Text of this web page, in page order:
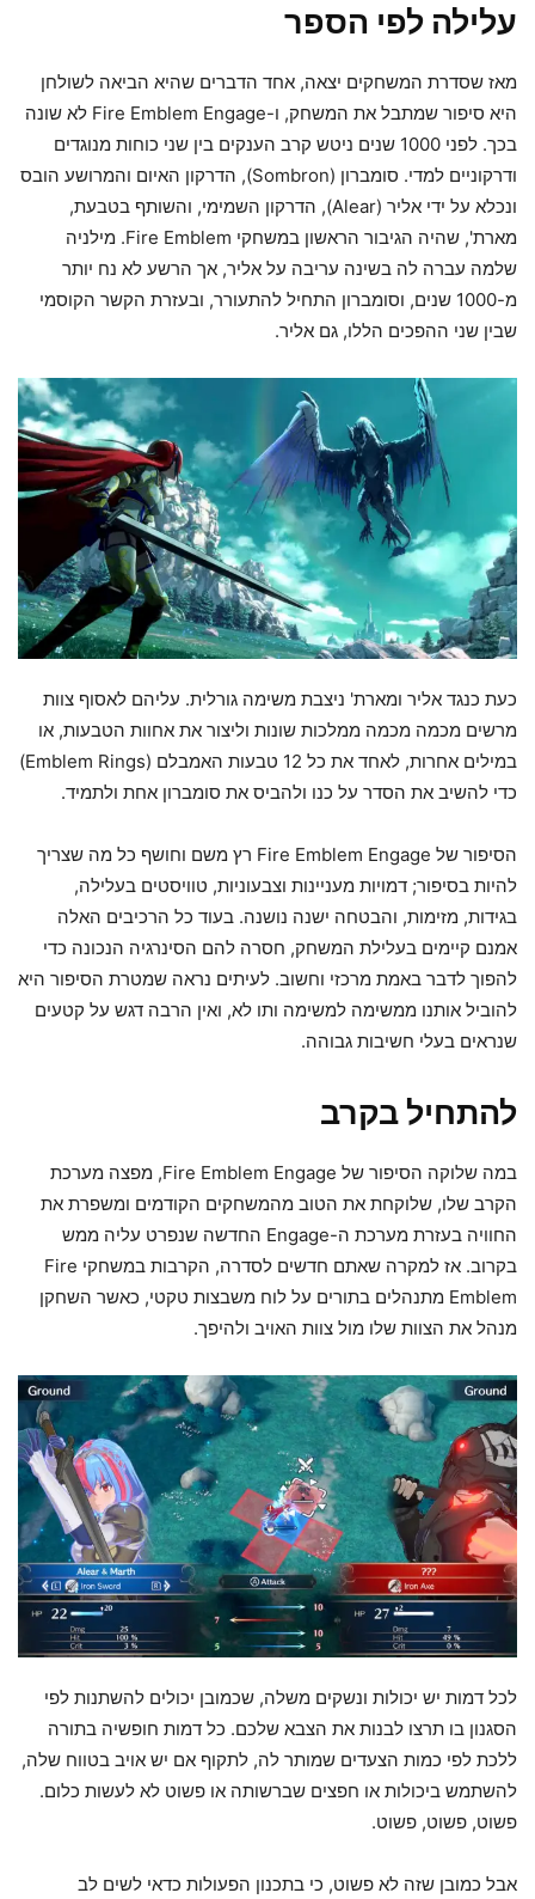
עלילה לפי הספר
מאז שסדרת המשחקים יצאה, אחד הדברים שהיא הביאה לשולחן
היא סיפור שמתבל את המשחק, ו-Fire Emblem Engage לא שונה
בכך. לפני 1000 שנים ניטש קרב הענקים בין שני כוחות מנוגדים
ודרקוניים למדי. סומברון (Sombron), הדרקון האיום והמרושע הובס
ונכלא על ידי אליר (Alear), הדרקון השמימי, והשותף בטבעת,
מארת', שהיה הגיבור הראשון במשחקי Fire Emblem. מילניה
שלמה עברה לה בשינה עריבה על אליר, אך הרשע לא נח יותר
מ-1000 שנים, וסומברון התחיל להתעורר, ובעזרת הקשר הקוסמי
שבין שני ההפכים הללו, גם אליר.
כעת כנגד אליר ומארת' ניצבת משימה גורלית. עליהם לאסוף צוות
מרשים מכמה מכמה ממלכות שונות וליצור את אחוות הטבעות, או
במילים אחרות, לאחד את כל 12 טבעות האמבלם (Emblem Rings)
כדי להשיב את הסדר על כנו ולהביס את סומברון אחת ולתמיד.
הסיפור של Fire Emblem Engage רץ משם וחושף כל מה שצריך
להיות בסיפור; דמויות מעניינות וצבעוניות, טוויסטים בעלילה,
בגידות, מזימות, והבטחה ישנה נושנה. בעוד כל הרכיבים האלה
אמנם קיימים בעלילת המשחק, חסרה להם הסינרגיה הנכונה כדי
להפוך לדבר באמת מרכזי וחשוב. לעיתים נראה שמטרת הסיפור היא
להוביל אותנו ממשימה למשימה ותו לא, ואין הרבה דגש על קטעים
שנראים בעלי חשיבות גבוהה.
להתחיל בקרב
במה שלוקה הסיפור של Fire Emblem Engage, מפצה מערכת
הקרב שלו, שלוקחת את הטוב מהמשחקים הקודמים ומשפרת את
החוויה בעזרת מערכת ה-Engage החדשה שנפרט עליה ממש
בקרוב. אז למקרה שאתם חדשים לסדרה, הקרבות במשחקי Fire
Emblem מתנהלים בתורים על לוח משבצות טקטי, כאשר השחקן
מנהל את הצוות שלו מול צוות האויב ולהיפך.
לכל דמות יש יכולות ונשקים משלה, שכמובן יכולים להשתנות לפי
הסגנון בו תרצו לבנות את הצבא שלכם. כל דמות חופשיה בתורה
ללכת לפי כמות הצעדים שמותר לה, לתקוף אם יש אויב בטווח שלה,
להשתמש ביכולות או חפצים שברשותה או פשוט לא לעשות כלום.
פשוט, פשוט, פשוט.
אבל כמובן שזה לא פשוט, כי בתכנון הפעולות כדאי לשים לב